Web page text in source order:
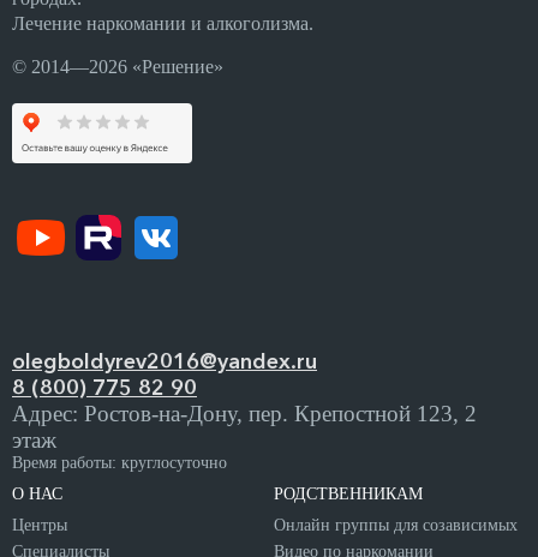
Лечение наркомании и алкоголизма.
© 2014—2026 «Решение»
О НАС
Центры
Специалисты
РОДСТВЕННИКАМ
Онлайн группы для созависимых
Видео по наркомании
olegboldyrev2016@yandex.ru
8 (800) 775 82 90
Адрес: Ростов-на-Дону, пер. Крепостной 123, 2
этаж
Время работы: круглосуточно